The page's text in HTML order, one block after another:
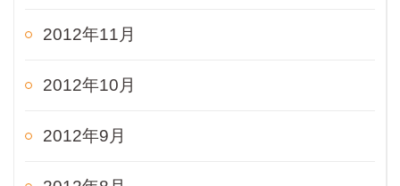
2012年11月
2012年10月
2012年9月